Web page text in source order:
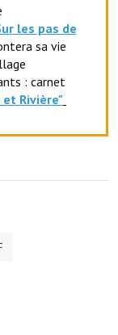
les pas de
sa vie
: carnet
Rivière"